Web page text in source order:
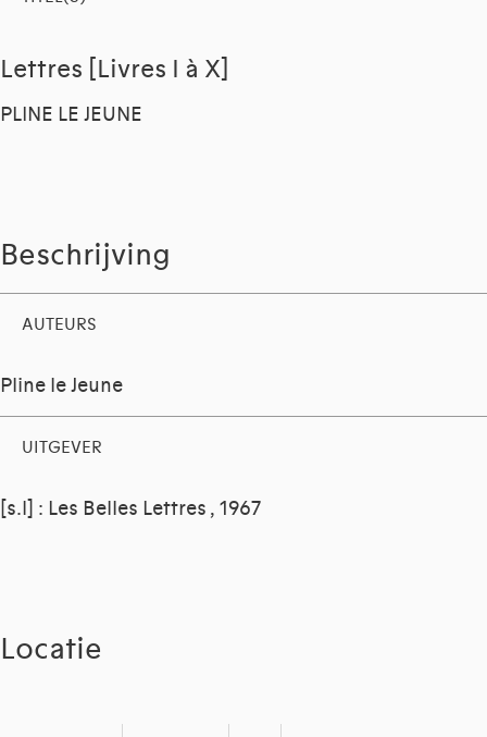
Lettres [Livres I à X]
PLINE LE JEUNE
Beschrijving
AUTEURS
Pline le Jeune
UITGEVER
[s.l] : Les Belles Lettres , 1967
Locatie